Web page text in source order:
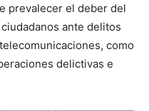
prevalecer el deber del
ante delitos
como
delictivas e